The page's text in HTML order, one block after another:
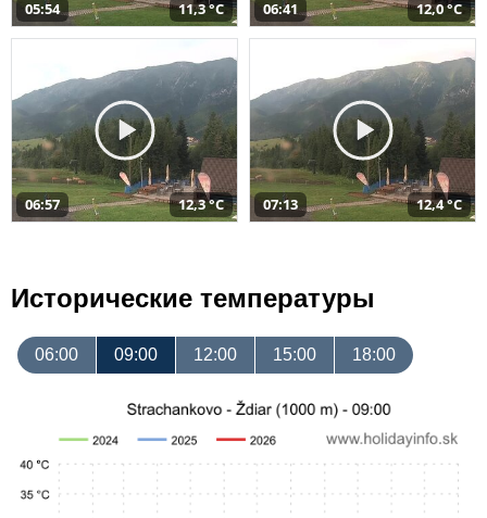
05:54 11,3 °C 06:41 12,0 °C
06:57 12,3 °C 07:13 12,4 °C
Исторические температуры
06:00 09:00 12:00 15:00 18:00